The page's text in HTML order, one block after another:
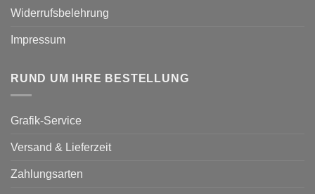
Widerrufsbelehrung
Impressum
RUND UM IHRE BESTELLUNG
Grafik-Service
Versand & Lieferzeit
Zahlungsarten